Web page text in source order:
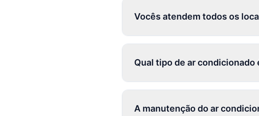
Vocês atendem todos os
Qual tipo de ar condicionado
A manutenção do ar